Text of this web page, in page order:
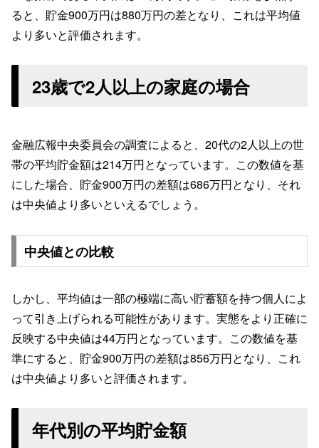
ると、貯金900万円は880万円の差となり、これは平均値
より多いと評価されます。
23歳で2人以上の家庭の場合
金融広報中央委員会の調査によると、20代の2人以上の世
帯の平均貯金額は214万円となっています。この数値を基
にした場合、貯金900万円の差額は686万円となり、それ
は中央値より多いといえるでしょう。
中央値との比較
しかし、平均値は一部の極端に高い貯蓄額を持つ個人によ
って引き上げられる可能性があります。実態をより正確に
反映する中央値は44万円となっています。この数値を基
準にすると、貯金900万円の差額は856万円となり、これ
は中央値より多いと評価されます。
年代別の平均貯金額